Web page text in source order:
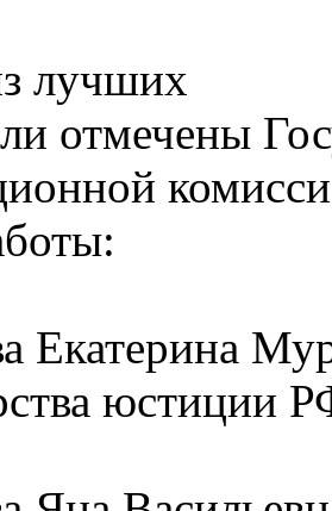
лучших
отмечены
Екатерина
юстиции